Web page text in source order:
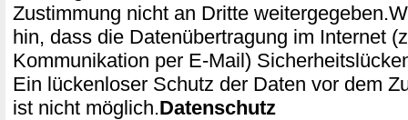
Zustimmung nicht an Dritte
hin, dass die Datenübertragung im Internet
Kommunikation per E-Mail)
Ein lückenloser Schutz der Daten vor dem
ist nicht möglich.Datenschutz